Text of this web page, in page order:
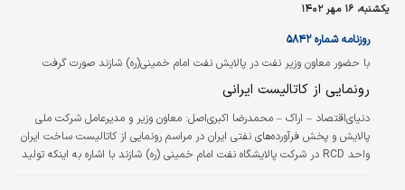
معاون وزیر نیرو خاطرنشان کرد: اطلاع‌رسانی لازم در زمینه گام‌های این امر به‌مرور
صورت خواهد گرفت و پس از اخذ مجوزها مناقصه‌های…
یکشنبه، ۱۶ مهر ۱۴۰۲
با حضور معاون وزیر نفت در پالایش نفت امام خمینی(ره) شازند صورت گرفت
روزنامه شماره ۵۸۴۲
رونمایی از کاتالیست ایرانی
دنیای‌اقتصاد – اراک – محمدرضا اکبری‌اصل: معاون وزیر و مدیرعامل شرکت ملی
پالایش و پخش فرآورده‌‌‌های نفتی ایران در مراسم رونمایی از کاتالیست ساخت ایران
واحد RCD در شرکت پالایشگاه نفت امام خمینی (ره) شازند با اشاره به اینکه تولید